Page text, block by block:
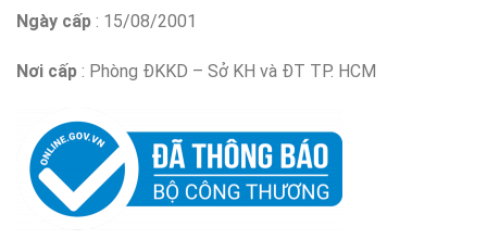
Ngày cấp : 15/08/2001
Nơi cấp : Phòng ĐKKD – Sở KH và ĐT TP. HCM